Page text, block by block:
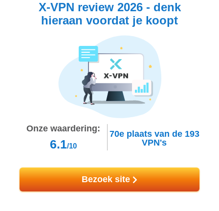
X-VPN review 2026 - denk
hieraan voordat je koopt
Onze waardering:
6.1/10
70eplaats van de 193
VPN's
Bezoek site